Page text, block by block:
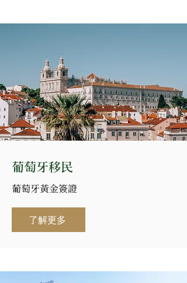
葡萄牙移民
葡萄牙黃金簽證
了解更多